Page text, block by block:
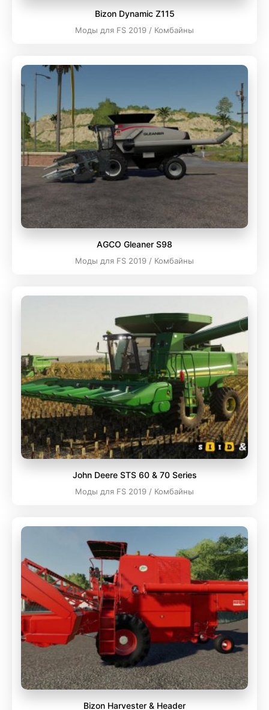
Bizon Dynamic Z115
Моды для FS 2019 / Комбайны
AGCO Gleaner S98
Моды для FS 2019 / Комбайны
John Deere STS 60 & 70 Series
Моды для FS 2019 / Комбайны
Bizon Harvester & Header